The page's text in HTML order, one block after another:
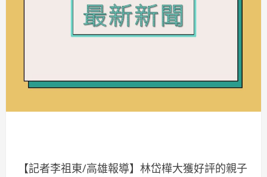
【記者李祖東/高雄報導】林岱樺大獲好評的親子